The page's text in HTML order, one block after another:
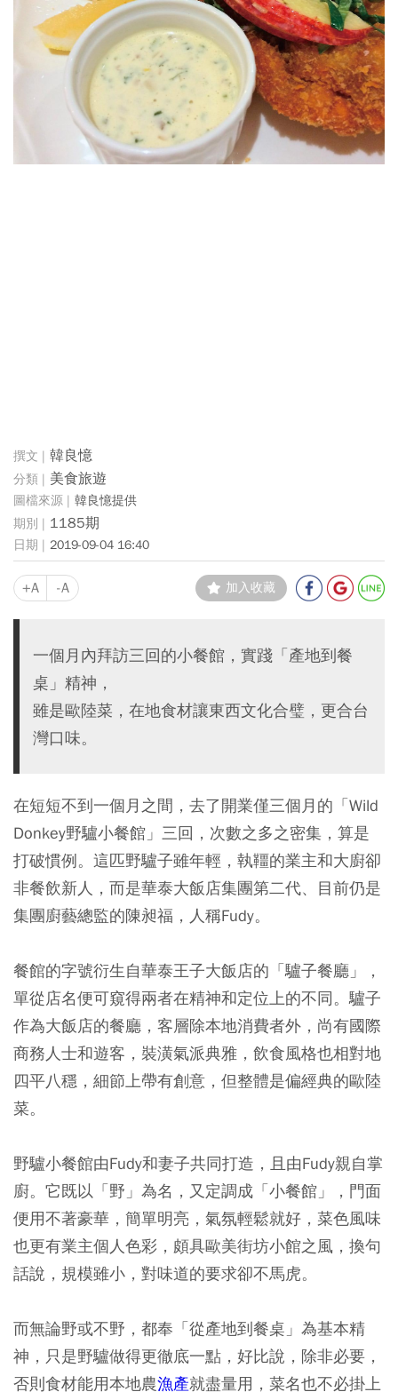
韓良憶
美食旅遊
韓良憶提供
1185期
2019-09-04 16:40
+A -A 加入收藏
一個月內拜訪三回的小餐館，實踐「產地到餐
桌」精神，
雖是歐陸菜，在地食材讓東西文化合璧，更合台
灣口味。
在短短不到一個月之間，去了開業僅三個月的「Wild
Donkey野驢小餐館」三回，次數之多之密集，算是
打破慣例。這匹野驢子雖年輕，執韁的業主和大廚卻
非餐飲新人，而是華泰大飯店集團第二代、目前仍是
集團廚藝總監的陳昶福，人稱Fudy。
餐館的字號衍生自華泰王子大飯店的「驢子餐廳」，
單從店名便可窺得兩者在精神和定位上的不同。驢子
作為大飯店的餐廳，客層除本地消費者外，尚有國際
商務人士和遊客，裝潢氣派典雅，飲食風格也相對地
四平八穩，細節上帶有創意，但整體是偏經典的歐陸
菜。
野驢小餐館由Fudy和妻子共同打造，且由Fudy親自掌
廚。它既以「野」為名，又定調成「小餐館」，門面
便用不著豪華，簡單明亮，氣氛輕鬆就好，菜色風味
也更有業主個人色彩，頗具歐美街坊小館之風，換句
話說，規模雖小，對味道的要求卻不馬虎。
而無論野或不野，都奉「從產地到餐桌」為基本精
神，只是野驢做得更徹底一點，好比說，除非必要，
否則食材能用本地農漁產就盡量用，菜名也不必掛上